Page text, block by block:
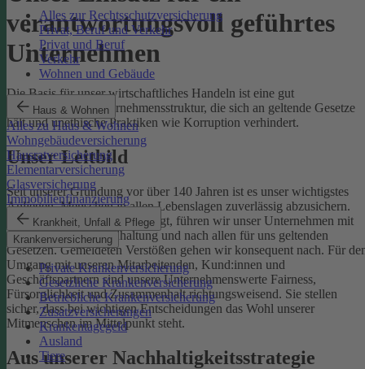
Alles zur Rechtsschutzversicherung
Privat, Beruf und Verkehr
Privat und Beruf
Verkehr
Wohnen und Gebäude
Haus & Wohnen
Alles zu Haus & Wohnen
Wohngebäudeversicherung
Hausratversicherung
Elementarversicherung
Glasversicherung
Immobilienfinanzierung
Krankheit, Unfall & Pflege
Krankenversicherung
Private Krankenversicherung
Gesetzliche Krankenversicherung
Betriebliche Krankenversicherung
Zusatzversicherungen
Krankentagegeld
Ausland
Tiere
verantwortungsvoll geführtes
Unternehmen
Die Basis für unser wirtschaftliches Handeln ist eine gut
funktionierende Unternehmensstruktur, die sich an geltende Gesetze
hält und unethische Praktiken wie Korruption verhindert.
Unser Leitbild
Seit unserer Gründung vor über 140 Jahren ist es unser wichtigstes
Anliegen, Menschen in allen Lebenslagen zuverlässig abzusichern.
Damit uns das weiterhin gelingt, führen wir unser Unternehmen mit
einer ethischen Grundhaltung und nach allen für uns geltenden
Gesetzen. Gemeldeten Verstößen gehen wir konsequent nach. Für
Umgang mit unseren Mitarbeitenden, Kund:innen und
Geschäftspartnern sind unsere Unternehmenswerte Fairness,
Fürsorglichkeit und Zusammenhalt richtungsweisend. Sie stellen
sicher, dass bei wichtigen Entscheidungen das Wohl unserer
Mitmenschen im Mittelpunkt steht.
Aus unserer Nachhaltigkeitsstrategie